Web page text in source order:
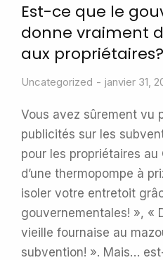
Est-ce que le
donne vraiment
aux propriétaires?
Uncategorized janvier 31,
Vous avez sûrement vu
publicités sur les
pour les propriétaires au
d’une thermopompe à
isoler votre entretoit
gouvernementales! », «
vieille fournaise au
subvention! ». Mais…